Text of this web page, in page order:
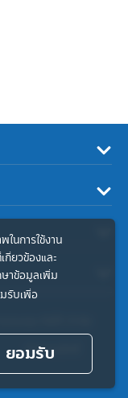
งทุน ทิสโก้ จำกัด
คำสงวนสิทธิ์
ในการใช้งาน
กี่ยวข้องและ
าข้อมูลเพิ่ม
รับเพื่อ
ยอมรับ